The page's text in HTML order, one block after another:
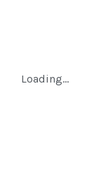
Loading...